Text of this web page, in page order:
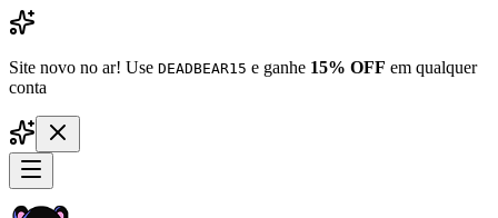
Site novo no ar! Use DEADBEAR15 e ganhe 15% OFF em qualquer
conta